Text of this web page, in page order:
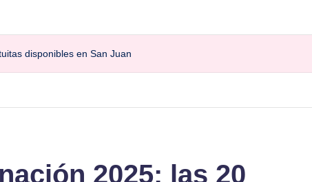
disponibles en San Juan
2025: las 20